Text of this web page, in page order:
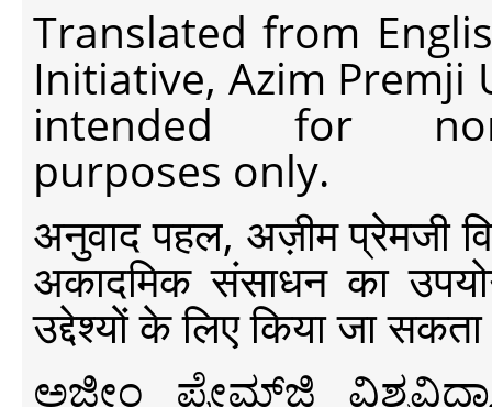
Translated from
Initiative, Azim Premji
intended for non-
purposes only.
अनुवाद पहल, अज़ीम प्रेमजी
अकादमिक संसाधन का
उद्देश्यों के लिए किया जा
ಅಜೀಂ ಪ್ರೇಮ್‍ಜಿ